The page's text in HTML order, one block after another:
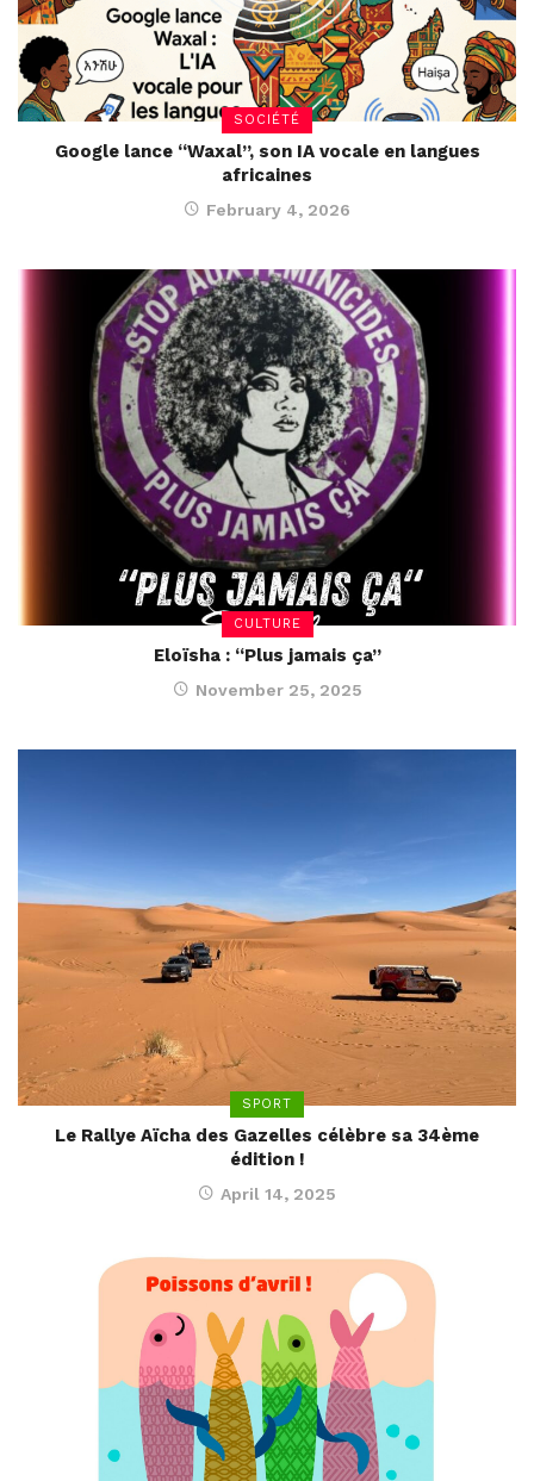
SOCIÉTÉ
Google lance “Waxal”, son IA vocale en langues
africaines
February 4, 2026
CULTURE
Eloïsha : “Plus jamais ça”
November 25, 2025
SPORT
Le Rallye Aïcha des Gazelles célèbre sa 34ème
édition !
April 14, 2025